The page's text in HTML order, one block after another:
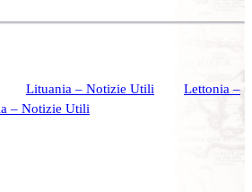
Lituania – Notizie Utili
Lettonia –
– Notizie Utili